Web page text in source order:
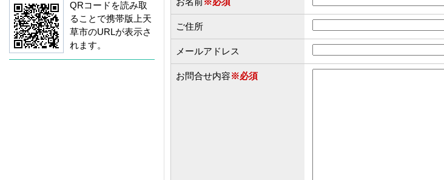
ご住所
メールアドレス
お問合せ内容※必須
QRコードを読み取
ることで携帯版上天
草市のURLが表示さ
れます。